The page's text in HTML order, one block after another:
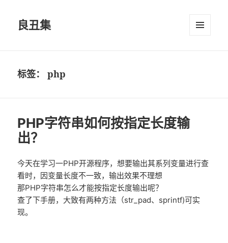
良丑集
标签：php
PHP字符串如何按指定长度输
出？
今天在学习一PHP开源程序，想要输出其系列变量进行查
看时，因变量长度不一致，输出效果不理想
那PHP字符串怎么才能按指定长度输出呢？
查了下手册，大致有两种方法（str_pad、sprintf)可实
现。